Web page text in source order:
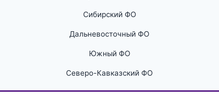
Сибирский ФО
Дальневосточный ФО
Южный ФО
Северо-Кавказский ФО